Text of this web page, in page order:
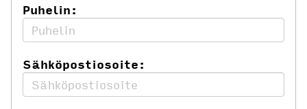
Puhelin:
Sähköpostiosoite: